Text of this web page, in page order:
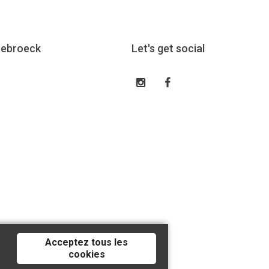
Let's get social
Tilroy
Acceptez tous les
cookies